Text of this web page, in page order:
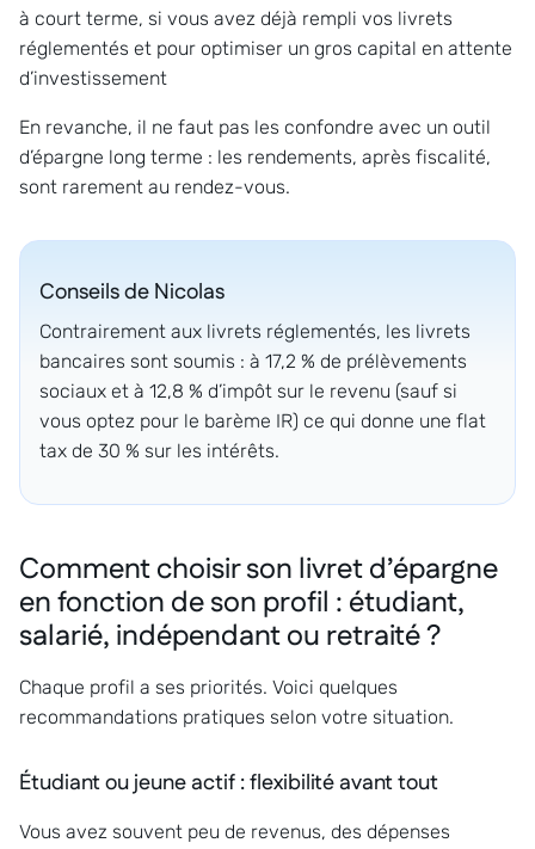
à court terme, si vous avez déjà rempli vos livrets
réglementés et pour optimiser un gros capital en attente
d’investissement
En revanche, il ne faut pas les confondre avec un outil
d’épargne long terme : les rendements, après fiscalité,
sont rarement au rendez-vous.
Conseils deNicolas
Contrairement aux livrets réglementés, les livrets
bancaires sont soumis : à 17,2 % de prélèvements
sociaux et à 12,8 % d’impôt sur le revenu (sauf si
vous optez pour le barème IR) ce qui donne une flat
tax de 30 % sur les intérêts.
Comment choisir son livret d’épargne
en fonction de son profil : étudiant,
salarié, indépendant ou retraité ?
Chaque profil a ses priorités. Voici quelques
recommandations pratiques selon votre situation.
Étudiant ou jeune actif : flexibilité avant tout
Vous avez souvent peu de revenus, des dépenses